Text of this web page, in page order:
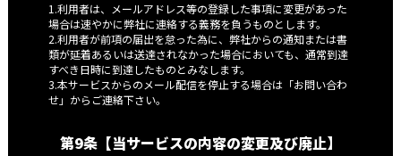
1.利用者は、メールアドレス等の登録した事項に変更があった
場合は速やかに弊社に連絡する義務を負うものとします。
2.利用者が前項の届出を怠った為に、弊社からの通知または書
類が延着あるいは送達されなかった場合においても、通常到達
すべき日時に到達したものとみなします。
3.本サービスからのメール配信を停止する場合は「お問い合わ
せ」からご連絡下さい。
第9条【当サービスの内容の変更及び廃止】